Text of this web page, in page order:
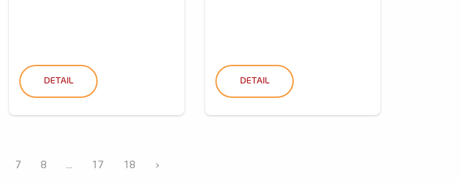
DETAIL DETAIL
7 8 ... 17 18 ›